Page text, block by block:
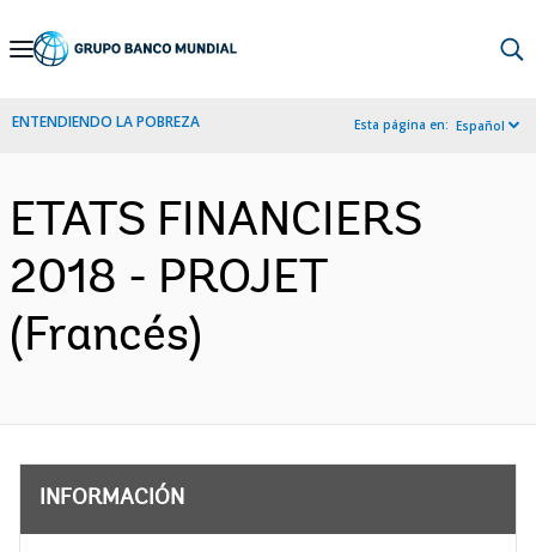
Skip
Navigation
ENTENDIENDO LA POBREZA Esta página en: Español
ETATS FINANCIERS
2018 - PROJET
(Francés)
INFORMACIÓN